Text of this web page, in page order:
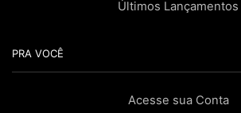
Últimos Lançamentos
PRA VOCÊ
Acesse sua Conta